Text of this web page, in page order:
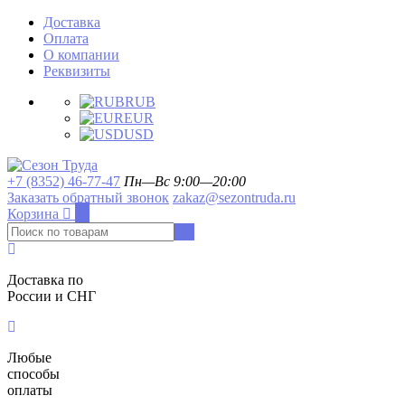
Доставка
Оплата
О компании
Реквизиты
RUB
EUR
USD
+7 (8352) 46-77-47 Пн—Вс 9:00—20:00
Заказать обратный звонок zakaz@sezontruda.ru
Корзина
Доставка по
России и СНГ
Любые
способы
оплаты